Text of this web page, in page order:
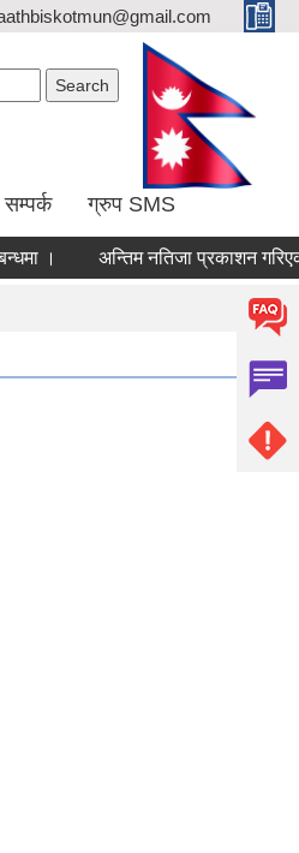
सम्पर्क ग्रुप SMS
अन्तिम नतिजा प्रकाशन गरिएको